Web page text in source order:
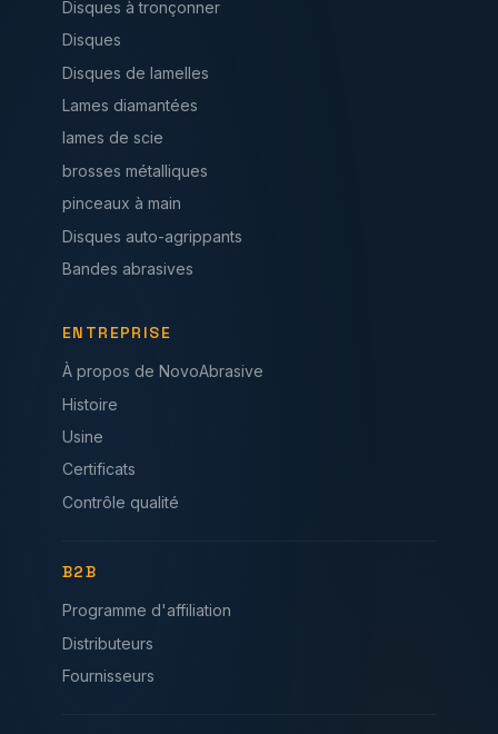
Disques à tronçonner
Disques
Disques de lamelles
Lames diamantées
lames de scie
brosses métalliques
pinceaux à main
Disques auto-agrippants
Bandes abrasives
ENTREPRISE
À propos de NovoAbrasive
Histoire
Usine
Certificats
Contrôle qualité
B2B
Programme d'affiliation
Distributeurs
Fournisseurs